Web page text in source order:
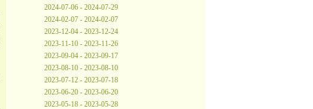
2024-07-06 - 2024-07-29
2024-02-07 - 2024-02-07
2023-12-04 - 2023-12-24
2023-11-10 - 2023-11-26
2023-09-04 - 2023-09-17
2023-08-10 - 2023-08-10
2023-07-12 - 2023-07-18
2023-06-20 - 2023-06-20
2023-05-18 - 2023-05-28